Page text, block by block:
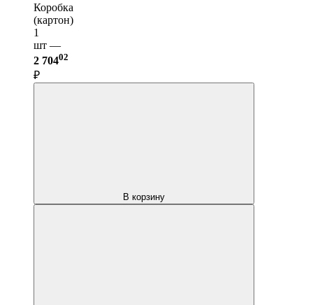
Коробка
(картон)
1
шт —
2 70402
₽
В корзину